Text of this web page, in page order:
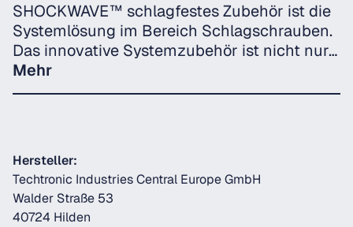
SHOCKWAVE™ schlagfestes Zubehör ist die
Systemlösung im Bereich Schlagschrauben.
Das innovative Systemzubehör ist nicht nur…
Mehr
Hersteller:
Techtronic Industries Central Europe GmbH
Walder Straße 53
40724 Hilden